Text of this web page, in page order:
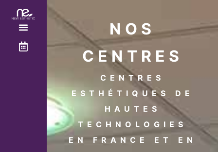
NOS
CENTRES
CENTRES
ESTHÉTIQUES DE
HAUTES
TECHNOLOGIES
EN FRANCE ET EN